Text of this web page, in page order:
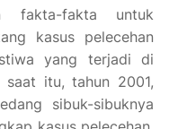
fakta-fakta untuk
kasus pelecehan
yang terjadi di
itu, tahun 2001,
sibuk-sibuknya